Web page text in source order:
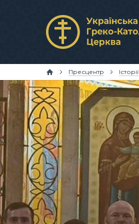
Пресцентр Історії